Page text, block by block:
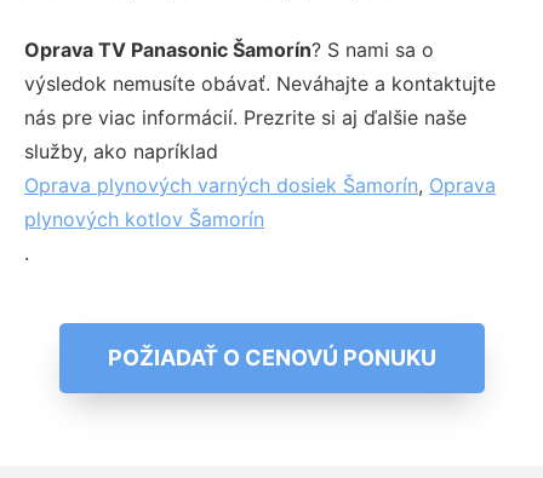
Oprava TV Panasonic Šamorín? S nami sa o
výsledok nemusíte obávať. Neváhajte a kontaktujte
nás pre viac informácií. Prezrite si aj ďalšie naše
služby, ako napríklad
Oprava plynových varných dosiek Šamorín, Oprava
plynových kotlov Šamorín
.
POŽIADAŤ O CENOVÚ PONUKU